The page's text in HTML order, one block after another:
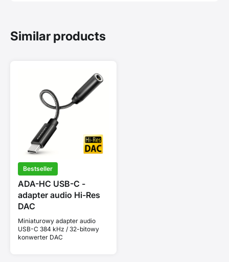
Similar products
Bestseller
ADA-HC USB-C -
adapter audio Hi-Res
DAC
Miniaturowy adapter audio
USB-C 384 kHz / 32-bitowy
konwerter DAC